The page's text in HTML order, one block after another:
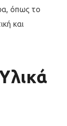
όπως το
και